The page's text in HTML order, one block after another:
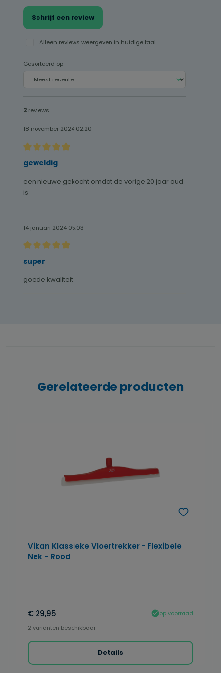
Schrijf een review
Alleen reviews weergeven in huidige taal.
Gesorteerd op
2 reviews
18 november 2024 02:20
Recensie met een waardering van 5 van de 5 sterren
geweldig
een nieuwe gekocht omdat de vorige 20 jaar oud
is
14 januari 2024 05:03
super
goede kwaliteit
Gerelateerde producten
Vikan Klassieke Vloertrekker - Flexibele
Nek - Rood
€ 29,95
op voorraad
2 varianten beschikbaar
Details